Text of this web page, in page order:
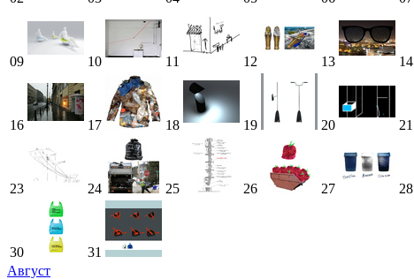
09 10 11 12 13 14
16 17 18 19 20 21
23 24 25 26 27 28
30
31
Август